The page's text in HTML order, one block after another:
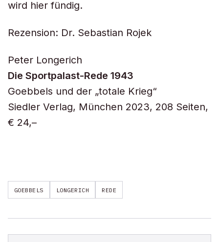
wird hier fündig.
Rezension: Dr. Sebastian Rojek
Peter Longerich
Die Sportpalast-Rede 1943
Goebbels und der „totale Krieg“
Siedler Verlag, München 2023, 208 Seiten,
€ 24,–
GOEBBELS LONGERICH REDE